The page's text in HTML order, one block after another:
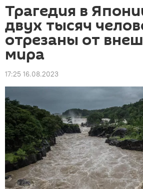
Трагедия в
двух тысяч
отрезаны от
мира
17:25 16.08.2023